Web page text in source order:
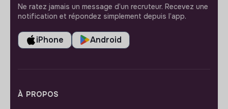
Ne ratez jamais un message d’un recruteur. Recevez une
notification et répondez simplement depuis l’app.
iPhone Android
À PROPOS